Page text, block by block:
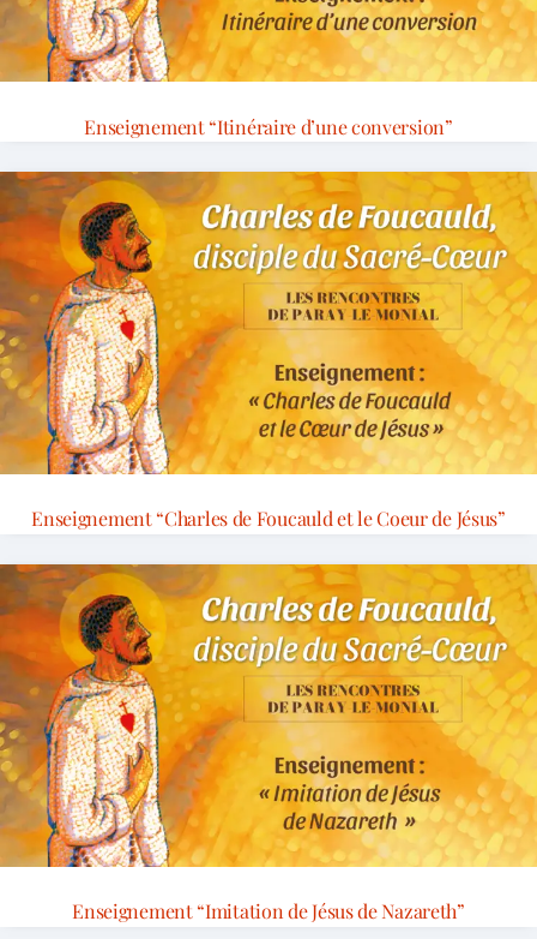
Enseignement “Itinéraire d’une conversion”
Enseignement “Charles de Foucauld et le Coeur de Jésus”
Enseignement “Imitation de Jésus de Nazareth”